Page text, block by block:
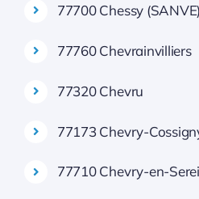
77700 Chessy (SANVE)
77760 Chevrainvilliers
77320 Chevru
77173 Chevry-
77710 Chevry-en-